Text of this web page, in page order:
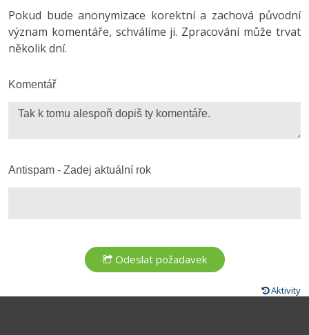
WordPress specialista
Umělá inteligence (AI) -10%
Fórum
Windows
Kybernetická bezpečnost
Fórum
Pokud bude anonymizace korektní a zachová původní
význam komentáře, schválíme ji. Zpracování může trvat
několik dní.
Komentář
Antispam - Zadej aktuální rok
Aktivity